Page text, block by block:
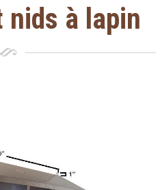
de produit
nids à lapin